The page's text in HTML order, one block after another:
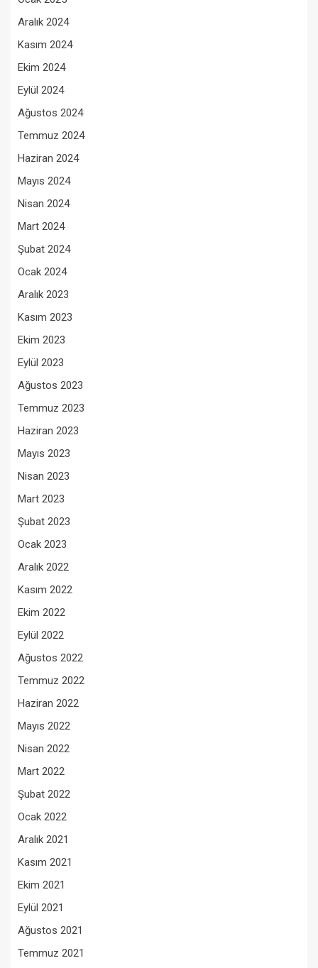
Aralık 2024
Kasım 2024
Ekim 2024
Eylül 2024
Ağustos 2024
Temmuz 2024
Haziran 2024
Mayıs 2024
Nisan 2024
Mart 2024
Şubat 2024
Ocak 2024
Aralık 2023
Kasım 2023
Ekim 2023
Eylül 2023
Ağustos 2023
Temmuz 2023
Haziran 2023
Mayıs 2023
Nisan 2023
Mart 2023
Şubat 2023
Ocak 2023
Aralık 2022
Kasım 2022
Ekim 2022
Eylül 2022
Ağustos 2022
Temmuz 2022
Haziran 2022
Mayıs 2022
Nisan 2022
Mart 2022
Şubat 2022
Ocak 2022
Aralık 2021
Kasım 2021
Ekim 2021
Eylül 2021
Ağustos 2021
Temmuz 2021